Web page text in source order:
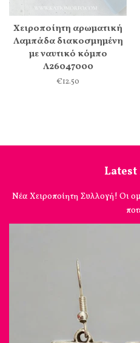
Χειροποίητη αρωματική
Λαμπάδα διακοσμημένη
με ναυτικό κόμπο
Λ26047000
€12.50
Latest
Νέα Χειροποίητη Συλλογή! Οι